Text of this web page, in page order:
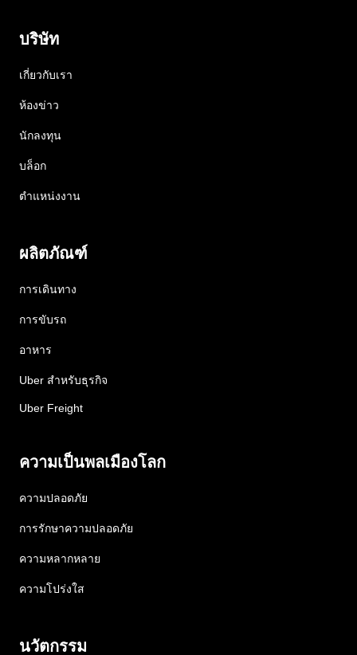
บริษัท
เกี่ยวกับเรา
ห้องข่าว
นักลงทุน
บล็อก
ตำแหน่งงาน
ผลิตภัณฑ์
การเดินทาง
การขับรถ
อาหาร
Uber สำหรับธุรกิจ
Uber Freight
ความเป็นพลเมืองโลก
ความปลอดภัย
การรักษาความปลอดภัย
ความหลากหลาย
ความโปร่งใส
นวัตกรรม